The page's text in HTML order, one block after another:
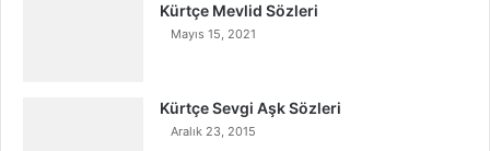
Kürtçe Mevlid Sözleri
Mayıs 15, 2021
Kürtçe Sevgi Aşk Sözleri
Aralık 23, 2015